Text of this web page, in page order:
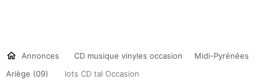
Annonces CD musique vinyles occasion
Midi-Pyrénées
Ariège (09)
lots CD tal Occasion